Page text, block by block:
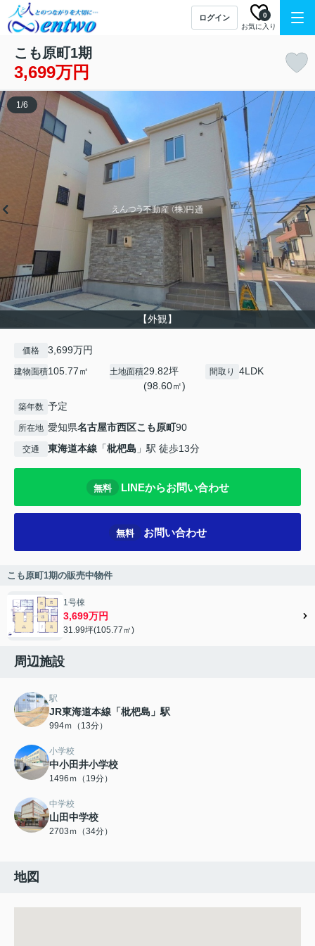
ログイン
お気に入り
0
こも原町1期
3,699万円
【外観】
1/6
価格 3,699万円
建物面積105.77㎡ 土地面積29.82坪
(98.60㎡)
間取り 4LDK
築年数 予定
所在地 愛知県名古屋市西区こも原町90
交通 東海道本線 「枇杷島 」駅 徒歩13分
無料 LINEからお問い合わせ
無料 お問い合わせ
こも原町1期の販売中物件
1号棟
3,699万円
31.99坪(105.77㎡)
周辺施設
駅
JR東海道本線「枇杷島」駅
994ｍ（13分）
小学校
中小田井小学校
1496ｍ（19分）
中学校
山田中学校
2703ｍ（34分）
地図